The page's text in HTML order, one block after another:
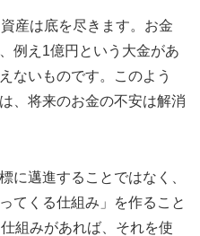
産は底を尽きます。お金
例え1億円という大金があ
ないものです。このよう
、将来のお金の不安は解消
に邁進することではなく、
てくる仕組み」を作ること
組みがあれば、それを使